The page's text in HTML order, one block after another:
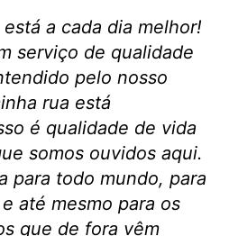
está a cada dia melhor!
serviço de qualidade
pelo nosso
rua está
é qualidade de vida
somos ouvidos aqui.
para todo mundo, para
até mesmo para os
que de fora vêm